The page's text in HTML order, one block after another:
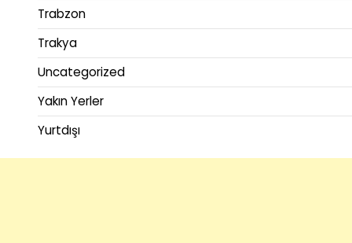
Trabzon
Trakya
Uncategorized
Yakın Yerler
Yurtdışı